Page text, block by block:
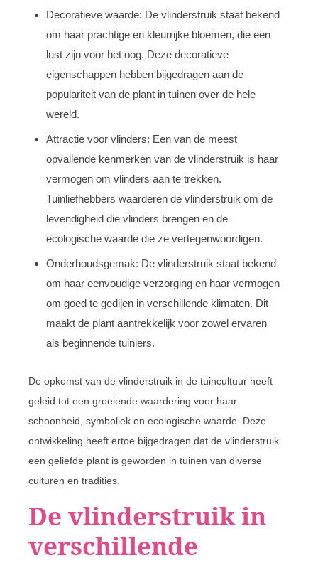
Decoratieve waarde: De vlinderstruik staat bekend
om haar prachtige en kleurrijke bloemen, die een
lust zijn voor het oog. Deze decoratieve
eigenschappen hebben bijgedragen aan de
populariteit van de plant in tuinen over de hele
wereld.
Attractie voor vlinders: Een van de meest
opvallende kenmerken van de vlinderstruik is haar
vermogen om vlinders aan te trekken.
Tuinliefhebbers waarderen de vlinderstruik om de
levendigheid die vlinders brengen en de
ecologische waarde die ze vertegenwoordigen.
Onderhoudsgemak: De vlinderstruik staat bekend
om haar eenvoudige verzorging en haar vermogen
om goed te gedijen in verschillende klimaten. Dit
maakt de plant aantrekkelijk voor zowel ervaren
als beginnende tuiniers.
De opkomst van de vlinderstruik in de tuincultuur heeft
geleid tot een groeiende waardering voor haar
schoonheid, symboliek en ecologische waarde. Deze
ontwikkeling heeft ertoe bijgedragen dat de vlinderstruik
een geliefde plant is geworden in tuinen van diverse
culturen en tradities.
De vlinderstruik in
verschillende